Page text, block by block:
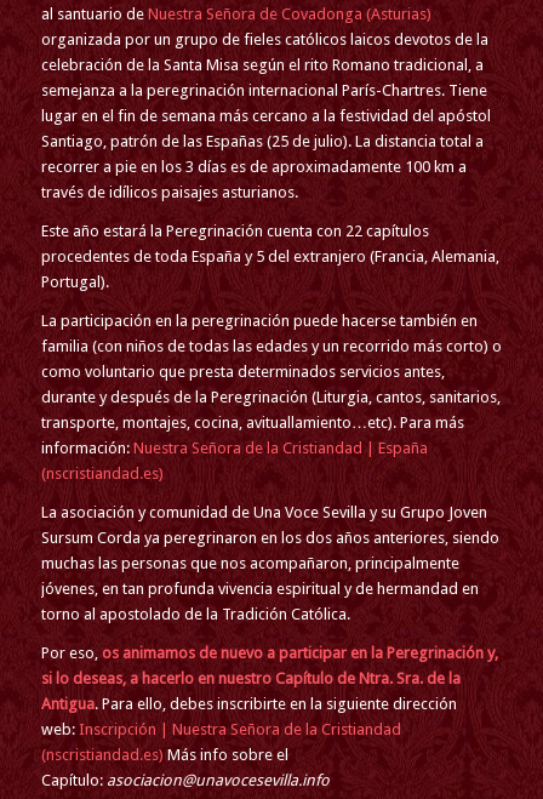
al santuario de Nuestra Señora de Covadonga (Asturias)
organizada por un grupo de fieles católicos laicos devotos de la
celebración de la Santa Misa según el rito Romano tradicional, a
semejanza a la peregrinación internacional París-Chartres. Tiene
lugar en el fin de semana más cercano a la festividad del apóstol
Santiago, patrón de las Españas (25 de julio). La distancia total a
recorrer a pie en los 3 días es de aproximadamente 100 km a
través de idílicos paisajes asturianos.
Este año estará la Peregrinación cuenta con 22 capítulos
procedentes de toda España y 5 del extranjero (Francia, Alemania,
Portugal).
La participación en la peregrinación puede hacerse también en
familia (con niños de todas las edades y un recorrido más corto) o
como voluntario que presta determinados servicios antes,
durante y después de la Peregrinación (Liturgia, cantos, sanitarios,
transporte, montajes, cocina, avituallamiento…etc). Para más
información: Nuestra Señora de la Cristiandad | España
(nscristiandad.es)
La asociación y comunidad de Una Voce Sevilla y su Grupo Joven
Sursum Corda ya peregrinaron en los dos años anteriores, siendo
muchas las personas que nos acompañaron, principalmente
jóvenes, en tan profunda vivencia espiritual y de hermandad en
torno al apostolado de la Tradición Católica.
Por eso, os animamos de nuevo a participar en la Peregrinación y,
si lo deseas, a hacerlo en nuestro Capítulo de Ntra. Sra. de la
Antigua. Para ello, debes inscribirte en la siguiente dirección
web: Inscripción | Nuestra Señora de la Cristiandad
(nscristiandad.es) Más info sobre el
Capítulo: asociacion@unavocesevilla.info